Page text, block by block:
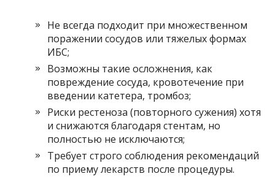
Не всегда подходит при множественном
поражении сосудов или тяжелых формах
ИБС;
Возможны такие осложнения, как
повреждение сосуда, кровотечение при
введении катетера, тромбоз;
Риски рестеноза (повторного сужения) хотя
и снижаются благодаря стентам, но
полностью не исключаются;
Требует строго соблюдения рекомендаций
по приему лекарств после процедуры.